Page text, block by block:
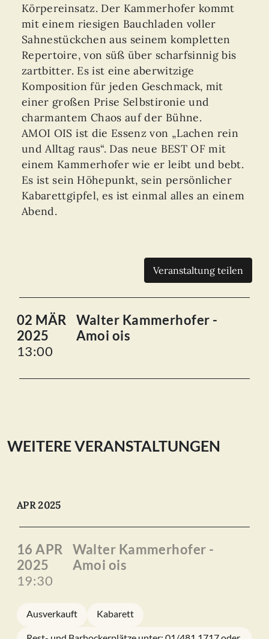
Körpereinsatz. Der Kammerhofer kommt
mit einem riesigen Bauchladen voller
Sahnestückchen aus seinem kompletten
Repertoire, von süß über scharfsinnig bis
zartbitter. Es ist eine aberwitzige
Komposition für jeden Geschmack, mit
einer großen Prise Selbstironie und
charmantem Chaos auf der Bühne.
AMOI OIS ist die Essenz von „Lachen rein
und Alltag raus“. Das neue BEST OF mit
einem Kammerhofer wie er leibt und bebt.
Es ist sein Höhepunkt, sein persönlicher
Kabarettgipfel, es ist einmal alles an einem
Abend.
Veranstaltung teilen
02 MÄR
2025
13:00
Walter Kammerhofer -
Amoi ois
WEITERE VERANSTALTUNGEN
APR 2025
16 APR
2025
19:30
Walter Kammerhofer -
Amoi ois
Ausverkauft Kabarett